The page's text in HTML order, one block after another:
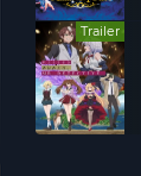
Trailer